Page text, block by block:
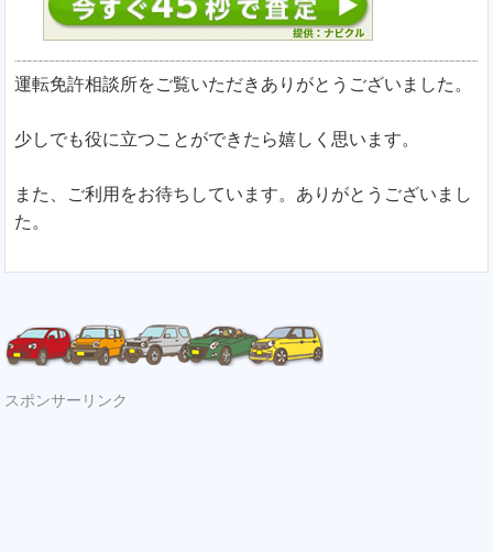
運転免許相談所をご覧いただきありがとうございました。
少しでも役に立つことができたら嬉しく思います。
また、ご利用をお待ちしています。ありがとうございまし
た。
スポンサーリンク